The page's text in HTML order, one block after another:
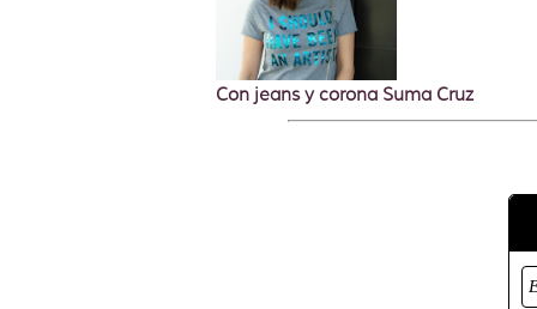
Con jeans y corona Suma Cruz